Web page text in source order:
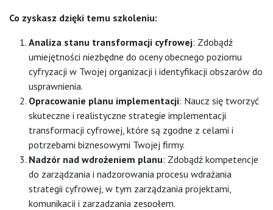
Co zyskasz dzięki temu szkoleniu:
Analiza stanu transformacji cyfrowej: Zdobądź
umiejętności niezbędne do oceny obecnego poziomu
cyfryzacji w Twojej organizacji i identyfikacji obszarów do
usprawnienia.
Opracowanie planu implementacji: Naucz się tworzyć
skuteczne i realistyczne strategie implementacji
transformacji cyfrowej, które są zgodne z celami i
potrzebami biznesowymi Twojej firmy.
Nadzór nad wdrożeniem planu: Zdobądź kompetencje
do zarządzania i nadzorowania procesu wdrażania
strategii cyfrowej, w tym zarządzania projektami,
komunikacji i zarządzania zespołem.